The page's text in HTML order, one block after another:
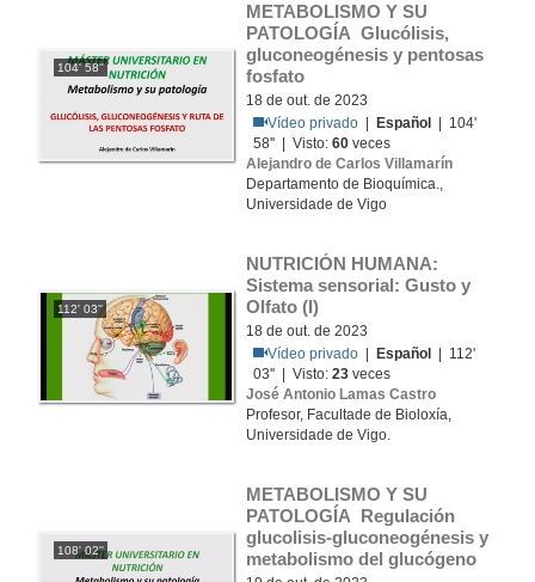
104' 58''
METABOLISMO Y SU
PATOLOGÍA Glucólisis,
gluconeogénesis y pentosas
fosfato
18 de out. de 2023
Vídeo privado
Español
| 104'
58'' | Visto:60 veces
Alejandro de Carlos Villamarín
Departamento de Bioquímica.,
Universidade de Vigo
112' 03''
NUTRICIÓN HUMANA:
Sistema sensorial: Gusto y
Olfato (I)
18 de out. de 2023
Vídeo privado
Español
| 112'
03'' | Visto:23 veces
José Antonio Lamas Castro
Profesor, Facultade de Bioloxía,
Universidade de Vigo.
108' 02''
METABOLISMO Y SU
PATOLOGÍA Regulación
glucolisis-gluconeogénesis y
metabolismo del glucógeno